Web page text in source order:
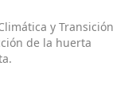
y Transición
de la huerta